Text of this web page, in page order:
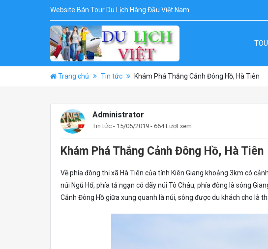
Website Bán Tour Du Lịch Hàng Đầu Việt Nam
Trang chủ Tin tức Khám Phá Thắng Cảnh Đông Hồ, Hà Tiên
Administrator
Tin tức - 15/05/2019 - 664 Lượt xem
Khám Phá Thắng Cảnh Đông Hồ, Hà Tiên
Về phía đông thị xã Hà Tiên của tỉnh Kiên Giang khoảng 3km có
núi Ngũ Hổ, phía tả ngạn có dãy núi Tô Châu, phía đông là sông
Cảnh Đông Hồ giữa xung quanh là núi, sông được du khách cho là